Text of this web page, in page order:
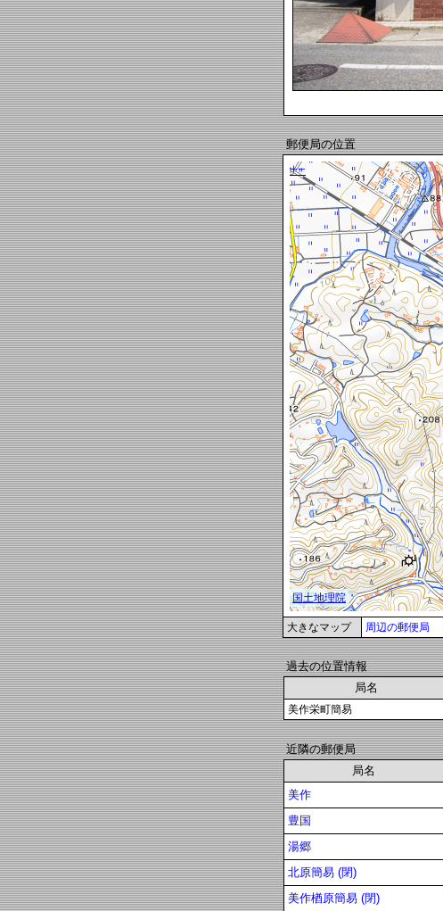
郵便局の位置
大きなマップ 周辺の郵便局
過去の位置情報
局名
美作栄町簡易
近隣の郵便局
局名
美作
豊国
湯郷
北原簡易 (閉)
美作楢原簡易 (閉)